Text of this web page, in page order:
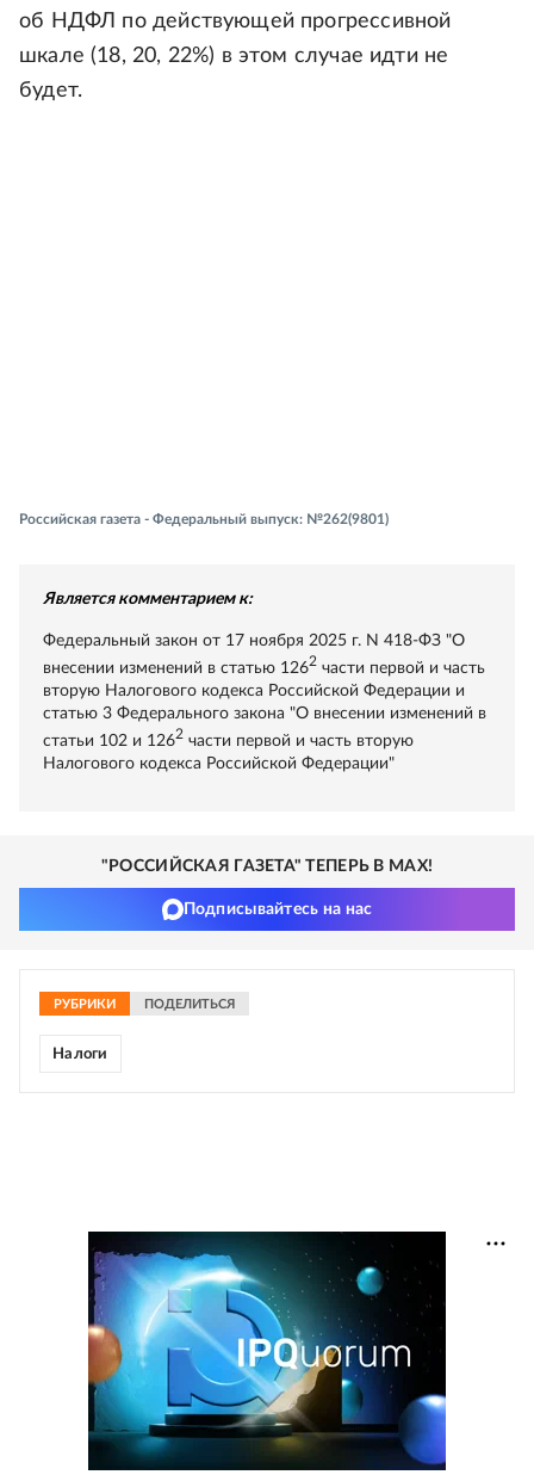
об НДФЛ по действующей прогрессивной
шкале (18, 20, 22%) в этом случае идти не
будет.
Российская газета - Федеральный выпуск: №262(9801)
Является комментарием к:
Федеральный закон от 17 ноября 2025 г. N 418-ФЗ "О
внесении изменений в статью 1262 части первой и часть
вторую Налогового кодекса Российской Федерации и
статью 3 Федерального закона "О внесении изменений в
статьи 102 и 1262 части первой и часть вторую
Налогового кодекса Российской Федерации"
"РОССИЙСКАЯ ГАЗЕТА" ТЕПЕРЬ В MAX!
Подписывайтесь на нас
РУБРИКИ ПОДЕЛИТЬСЯ
Налоги